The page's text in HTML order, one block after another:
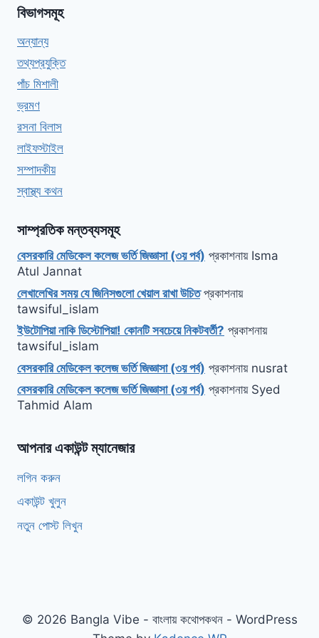
বিভাগসমূহ
অন্যান্য
তথ্যপ্রযুক্তি
পাঁচ মিশালী
ভ্রমণ
রসনা বিলাস
লাইফস্টাইল
সম্পাদকীয়
স্বাস্থ্য কথন
সাম্প্রতিক মন্তব্যসমূহ
বেসরকারি মেডিকেল কলেজ ভর্তি জিজ্ঞাসা (৩য় পর্ব) প্রকাশনায় Isma
Atul Jannat
লেখালেখির সময় যে জিনিসগুলো খেয়াল রাখা উচিতপ্রকাশনায়
tawsiful_islam
ইউটোপিয়া নাকি ডিস্টোপিয়া! কোনটি সবচেয়ে নিকটবর্তী? প্রকাশনায়
tawsiful_islam
বেসরকারি মেডিকেল কলেজ ভর্তি জিজ্ঞাসা (৩য় পর্ব) প্রকাশনায় nusrat
বেসরকারি মেডিকেল কলেজ ভর্তি জিজ্ঞাসা (৩য় পর্ব) প্রকাশনায় Syed
Tahmid Alam
আপনার একাউন্ট ম্যানেজার
লগিন করুন
একাউন্ট খুলুন
নতুন পোস্ট লিখুন
© 2026 Bangla Vibe - বাংলায় কথোপকথন - WordPress